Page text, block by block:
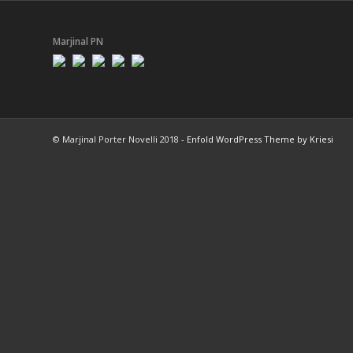
Marjinal PN
© Marjinal Porter Novelli 2018 - Enfold WordPress Theme by Kriesi